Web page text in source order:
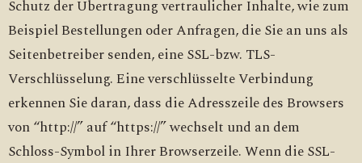
Schutz der Übertragung vertraulicher Inhalte, wie zum
Beispiel Bestellungen oder Anfragen, die Sie an uns als
Seitenbetreiber senden, eine SSL-bzw. TLS-
Verschlüsselung. Eine verschlüsselte Verbindung
erkennen Sie daran, dass die Adresszeile des Browsers
von “http://” auf “https://” wechselt und an dem
Schloss-Symbol in Ihrer Browserzeile. Wenn die SSL-